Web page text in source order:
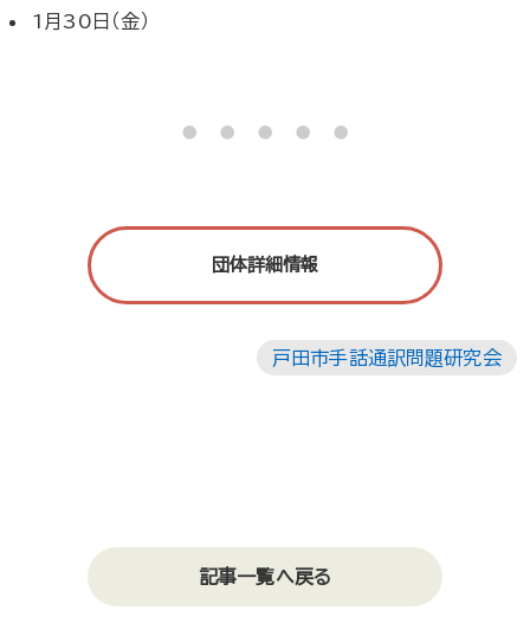
1月30日（金）
・・・・・
団体詳細情報
戸田市手話通訳問題研究会
記事一覧へ戻る